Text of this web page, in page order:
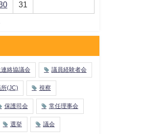
31
絡協議会 議員経験者会
所(JC) 視察
保護司会 常任理事会
選挙 議会